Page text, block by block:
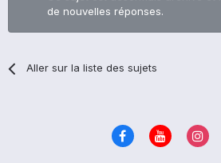
de nouvelles réponses.
Aller sur la liste des sujets